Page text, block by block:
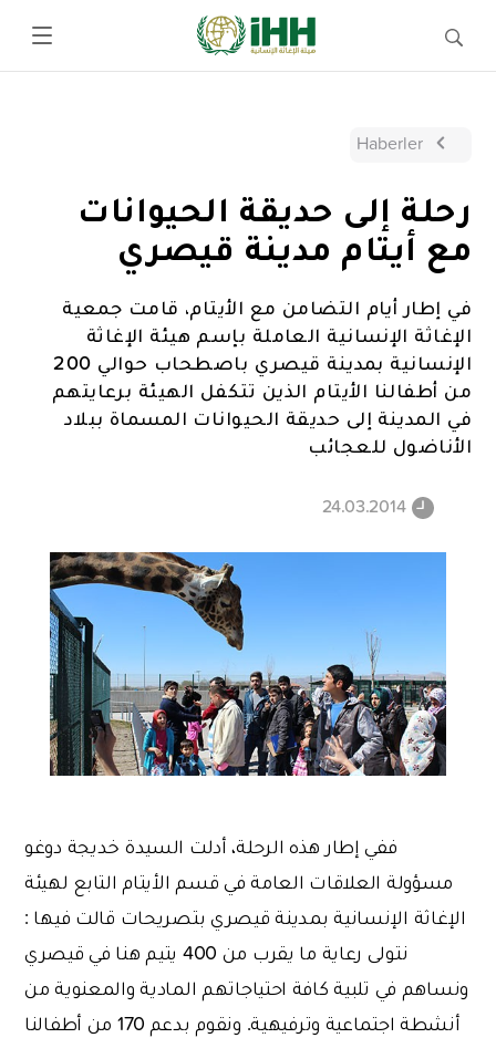
Haberler
رحلة إلى حديقة الحيوانات
مع أيتام مدينة قيصري
في إطار أيام التضامن مع الأيتام، قامت جمعية
الإغاثة الإنسانية العاملة بإسم هيئة الإغاثة
الإنسانية بمدينة قيصري باصطحاب حوالي 200
من أطفالنا الأيتام الذين تتكفل الهيئة برعايتهم
في المدينة إلى حديقة الحيوانات المسماة ببلاد
الأناضول للعجائب
24.03.2014
ففي إطار هذه الرحلة، أدلت السيدة خديجة دوغو
مسؤولة العلاقات العامة في قسم الأيتام التابع لهيئة
الإغاثة الإنسانية بمدينة قيصري بتصريحات قالت فيها :
نتولى رعاية ما يقرب من 400 يتيم هنا في قيصري
ونساهم في تلبية كافة احتياجاتهم المادية والمعنوية من
أنشطة اجتماعية وترفيهية. ونقوم بدعم 170 من أطفالنا